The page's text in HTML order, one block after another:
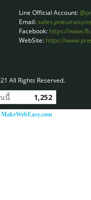
Line Official Account:
Email:
Facebook: https://
WebSite: https://
All Rights Reserved.
นี้ 1,252
MakeWebEasy.com